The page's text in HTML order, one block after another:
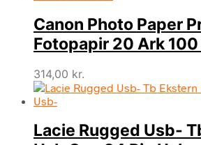
Canon Photo Paper
Fotopapir 20 Ark
314,00 kr.
Lacie Rugged Usb-